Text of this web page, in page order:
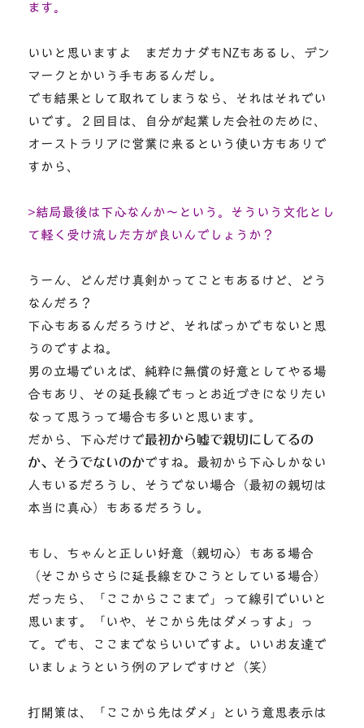
ます。
いいと思いますよ まだカナダもNZもあるし、デン
マークとかいう手もあるんだし。
でも結果として取れてしまうなら、それはそれでい
いです。２回目は、自分が起業した会社のために、
オーストラリアに営業に来るという使い方もありで
すから、
>結局最後は下心なんか～という。そういう文化とし
て軽く受け流した方が良いんでしょうか？
うーん、どんだけ真剣かってこともあるけど、どう
なんだろ？
下心もあるんだろうけど、そればっかでもないと思
うのですよね。
男の立場でいえば、純粋に無償の好意としてやる場
合もあり、その延長線でもっとお近づきになりたい
なって思うって場合も多いと思います。
だから、下心だけで最初から嘘で親切にしてるの
か、そうでないのかですね。最初から下心しかない
人もいるだろうし、そうでない場合（最初の親切は
本当に真心）もあるだろうし。
もし、ちゃんと正しい好意（親切心）もある場合
（そこからさらに延長線をひこうとしている場合）
だったら、「ここからここまで」って線引でいいと
思います。「いや、そこから先はダメっすよ」っ
て。でも、ここまでならいいですよ。いいお友達で
いましょうという例のアレですけど（笑）
打開策は、「ここから先はダメ」という意思表示は